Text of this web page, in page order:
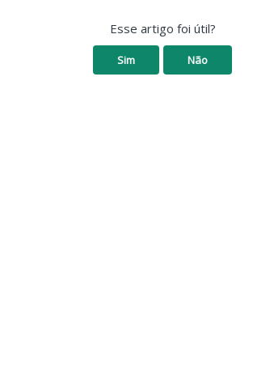
Esse artigo foi útil?
Sim Não